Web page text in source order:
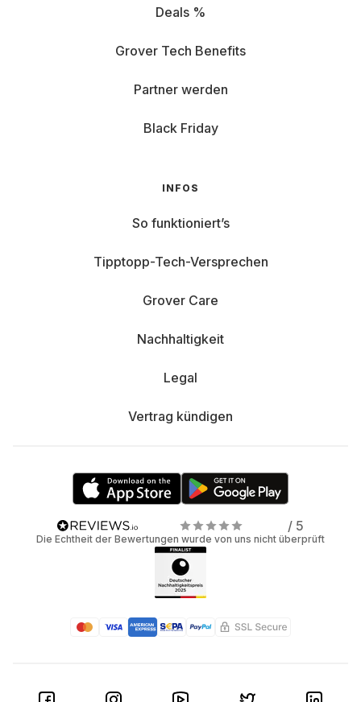
Deals %
Grover Tech Benefits
Partner werden
Black Friday
INFOS
So funktioniert’s
Tipptopp-Tech-Versprechen
Grover Care
Nachhaltigkeit
Legal
Vertrag kündigen
/ 5
Die Echtheit der Bewertungen wurde von uns nicht überprüft